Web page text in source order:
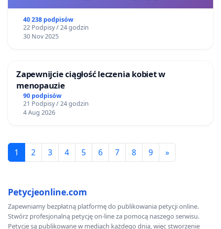
40 238 podpisów
22 Podpisy / 24 godzin
30 Nov 2025
Zapewnijcie ciągłość leczenia kobiet w
menopauzie
90 podpisów
21 Podpisy / 24 godzin
4 Aug 2026
1 2 3 4 5 6 7 8 9 »
Petycjeonline.com
Zapewniamy bezpłatną platformę do publikowania petycji online.
Stwórz profesjonalną petycję on-line za pomocą naszego serwisu.
Petycje są publikowane w mediach każdego dnia, więc stworzenie